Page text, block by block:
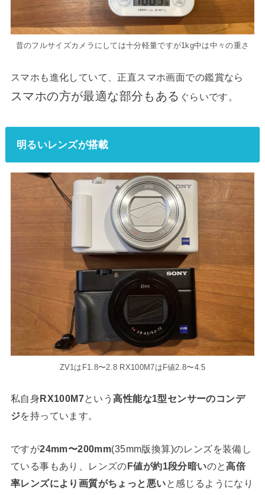
昔のフルサイズカメラにしては十分軽量ですが1kg中は中々の重さ
スマホも進化していて、正直スマホ画面での鑑賞なら
スマホの方が最適な部分もある ぐらいです。
明るいレンズが搭載
ZV1はF1.8〜2.8 RX100M7はF値2.8〜4.5
私自身RX100M7という高性能な1型センサーのコンデ
ジを持っています。
ですが24mm〜200mm(35mm版換算)のレンズを装備し
ている事もあり、レンズのF値が約1段分暗いのと高倍
率レンズにより画質がちょっと悪いと感じるようになり